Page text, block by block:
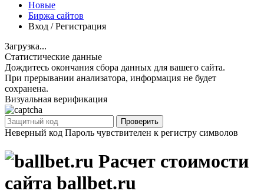
Новые
Биржа сайтов
Вход / Регистрация
Загрузка...
Статистические данные
Дождитесь окончания сбора данных для вашего сайта.
При прерывании анализатора, информация не будет
сохранена.
Визуальная верификация
Проверить
Неверный код Пароль чувствителен к регистру символов
Расчет стоимости
сайта ballbet.ru